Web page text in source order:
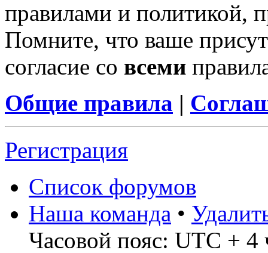
правилами и политикой,
Помните, что ваше
согласие со всеми
Общие правила |
Регистрация
Список форумов
Наша команда •
Часовой пояс: UTC + 4